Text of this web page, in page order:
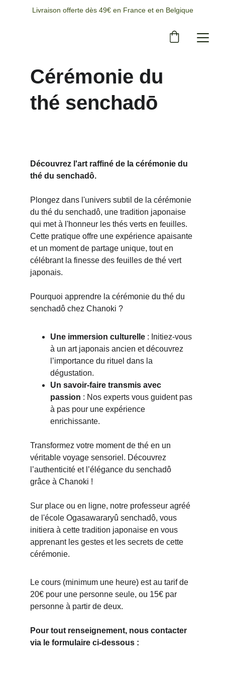
Livraison offerte dès 49€ en France et en Belgique
Cérémonie du
thé senchadō
Découvrez l'art raffiné de la cérémonie du
thé du senchadô.
Plongez dans l'univers subtil de la cérémonie
du thé du senchadô, une tradition japonaise
qui met à l'honneur les thés verts en feuilles.
Cette pratique offre une expérience apaisante
et un moment de partage unique, tout en
célébrant la finesse des feuilles de thé vert
japonais.
Pourquoi apprendre la cérémonie du thé du
senchadô chez Chanoki ?
Une immersion culturelle : Initiez-vous
à un art japonais ancien et découvrez
l’importance du rituel dans la
dégustation.
Un savoir-faire transmis avec
passion : Nos experts vous guident pas
à pas pour une expérience
enrichissante.
Transformez votre moment de thé en un
véritable voyage sensoriel. Découvrez
l’authenticité et l’élégance du senchadô
grâce à Chanoki !
Sur place ou en ligne, notre professeur agréé
de l'école Ogasawararyû senchadô, vous
initiera à cette tradition japonaise en vous
apprenant les gestes et les secrets de cette
cérémonie.
Le cours (minimum une heure) est au tarif de
20€ pour une personne seule, ou 15€ par
personne à partir de deux.
Pour t﻿out renseignement, nous contacter
via le formulaire ci-dessous :